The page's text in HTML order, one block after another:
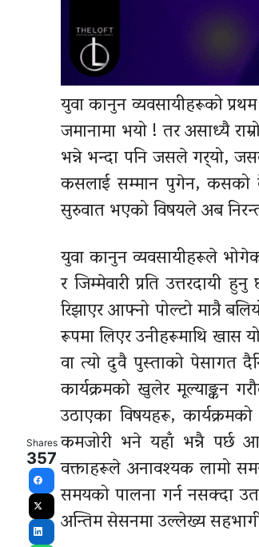
युवा कानुन व्यवसायीहरूको
जमानामा भयो ! तर असाध्यै
भन्ने भन्दा पनि जसले गर्‍यो,
कसलाई सम्मान पुगेन, कसको
सुरुवात भएको विषयले अब
युवा कानुन व्यवसायीहरूले
र जिम्मेवारी प्रति
रिझाएर आफ्नो पोल्टो मात्रै
रूपमा लिएर उनीहरूमाथि खास
वा त्यो दुवै पुस्ताको पेसागत
कार्यक्रमको खुलेर मूल्याङ्कन
उठाएका विषयहरू,
कमजोरी भने यहाँ भन्नै पर्छ
वक्ताहरूले अनावश्यक लामो
समयको पालना गर्न नसक्दा
अन्तिम सेसनमा उल्लेख्य
Shares
357
Facebook
X
LinkedIn